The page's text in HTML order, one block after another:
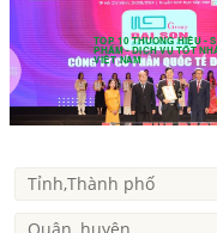
TOP 10 THƯƠNG HIỆU -
PHẨM - DỊCH VỤ TỐT
VIỆT NAM